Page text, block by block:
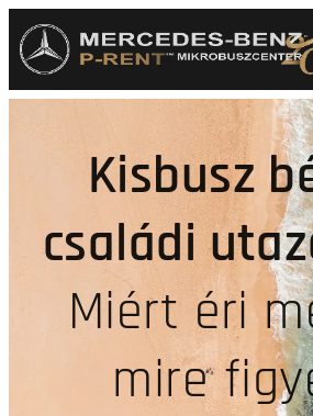
Kisbusz
családi
Miért éri
mire